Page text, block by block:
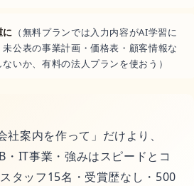
に （無料プランでは入力内容がAI学習に
公表の事業計画・価格表・顧客情報な
いか、有料の法人プランを使おう）
社案内を作って」だけより、
・IT事業・強みはスピードとコ
タッフ15名・受賞歴なし・500